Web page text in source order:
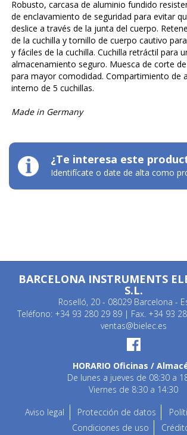
Robusto, carcasa de aluminio fundido
de enclavamiento de seguridad para evitar
deslice a través de la junta del cuerpo.
de la cuchilla y tornillo de cuerpo cautivo
y fáciles de la cuchilla. Cuchilla retráctil para
almacenamiento seguro. Muesca de corte
para mayor comodidad. Compartimiento de
interno de 5 cuchillas.
Made in Germany
¿Te interesa este
Identifícate o date de alta como
BARCELONA INSTRUMENTS
S.L.
Roselló, 20 - 08029 Barcelona -
Teléfono: +34 93 280 29 89 | Fax. +34 93
ventas@bielec.es
HORARIO Oficinas /
De lunes a jueves de 08:30 a
Viernes de 8:30 a 14:30
Aviso legal
Protección de datos
Condiciones de uso